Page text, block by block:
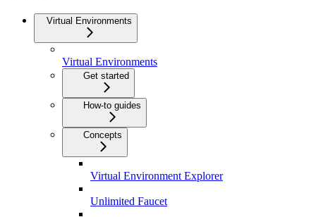
Virtual Environments
Virtual Environments
Get started
How-to guides
Concepts
Virtual Environment Explorer
Unlimited Faucet